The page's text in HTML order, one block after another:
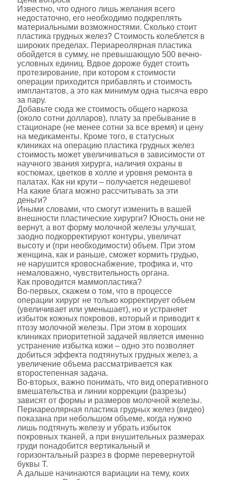
Известно, что одного лишь желания всего
недостаточно, его необходимо подкреплять
материальными возможностями. Сколько стоит
пластика грудных желез? Стоимость колеблется в
широких пределах. Периареолярная пластика
обойдется в сумму, не превышающую 500 вечно-
условных единиц. Вдвое дороже будет стоить
протезирование, при котором к стоимости
операции приходится прибавлять и стоимость
имплантатов, а это как минимум одна тысяча евро
за пару.
Добавьте сюда же стоимость общего наркоза
(около сотни долларов), плату за пребывание в
стационаре (не менее сотни за все время) и цену
на медикаменты. Кроме того, в статусных
клиниках на операцию пластика грудных желез
стоимость может увеличиваться в зависимости от
научного звания хирурга, наличия охраны в
костюмах, цветков в холле и уровня ремонта в
палатах. Как ни крути – получается недешево!
На какие блага можно рассчитывать за эти
деньги?
Иными словами, что смогут изменить в вашей
внешности пластические хирурги? Юность они не
вернут, а вот форму молочной железы улучшат,
заодно подкорректируют контуры, увеличат
высоту и (при необходимости) объем. При этом
женщина, как и раньше, сможет кормить грудью,
не нарушится кровоснабжение, трофика и, что
немаловажно, чувствительность органа.
Как проводится маммопластика?
Во-первых, скажем о том, что в процессе
операции хирург не только корректирует объем
(увеличивает или уменьшает), но и устраняет
избыток кожных покровов, который и приводит к
птозу молочной железы. При этом в хороших
клиниках приоритетной задачей является именно
устранение избытка кожи – одно это позволяет
добиться эффекта подтянутых грудных желез, а
увеличение объема рассматривается как
второстепенная задача.
Во-вторых, важно понимать, что вид оперативного
вмешательства и линии коррекции (разрезы)
зависят от формы и размеров молочной железы.
Периареолярная пластика грудных желез (видео)
показана при небольшом объеме, когда нужно
лишь подтянуть железу и убрать избыток
покровных тканей, а при внушительных размерах
груди понадобится вертикальный и
горизонтальный разрез в форме перевернутой
буквы Т.
А дальше начинаются вариации на тему, коих